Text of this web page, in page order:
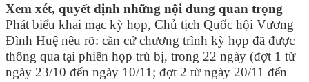
Xem xét, quyết định những nội dung quan trọng
Phát biểu khai mạc kỳ họp, Chủ tịch Quốc hội Vương
Đình Huệ nêu rõ: căn cứ chương trình kỳ họp đã được
thông qua tại phiên họp trù bị, trong 22 ngày (đợt 1 từ
ngày 23/10 đến ngày 10/11; đợt 2 từ ngày 20/11 đến